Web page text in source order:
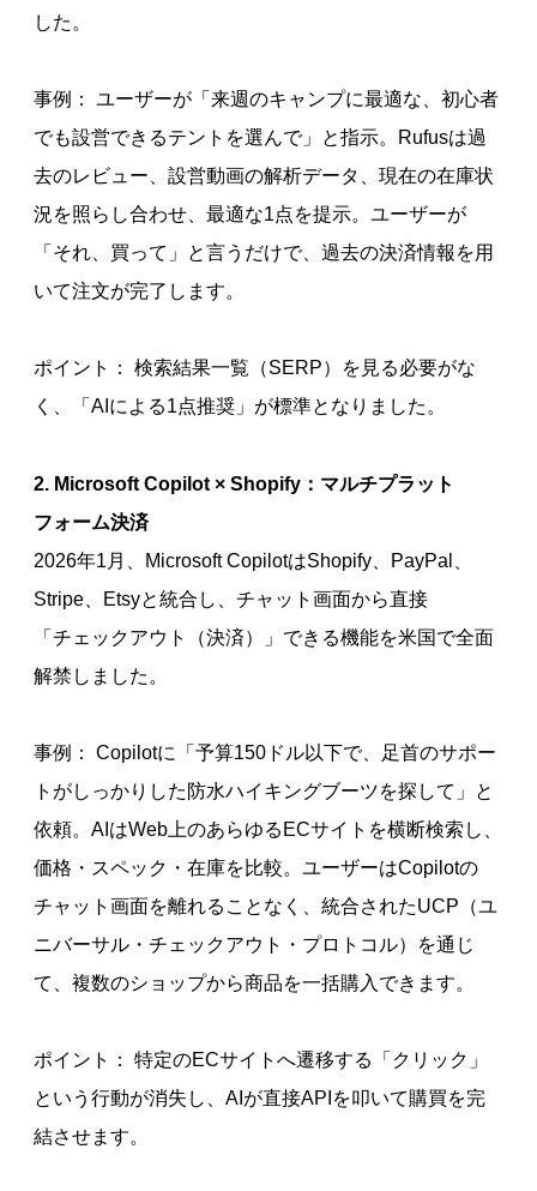
した。
事例： ユーザーが「来週のキャンプに最適な、初心者
でも設営できるテントを選んで」と指示。Rufusは過
去のレビュー、設営動画の解析データ、現在の在庫状
況を照らし合わせ、最適な1点を提示。ユーザーが
「それ、買って」と言うだけで、過去の決済情報を用
いて注文が完了します。
ポイント： 検索結果一覧（SERP）を見る必要がな
く、「AIによる1点推奨」が標準となりました。
2. Microsoft Copilot × Shopify：マルチプラット
フォーム決済
2026年1月、Microsoft CopilotはShopify、PayPal、
Stripe、Etsyと統合し、チャット画面から直接
「チェックアウト（決済）」できる機能を米国で全面
解禁しました。
事例： Copilotに「予算150ドル以下で、足首のサポー
トがしっかりした防水ハイキングブーツを探して」と
依頼。AIはWeb上のあらゆるECサイトを横断検索し、
価格・スペック・在庫を比較。ユーザーはCopilotの
チャット画面を離れることなく、統合されたUCP（ユ
ニバーサル・チェックアウト・プロトコル）を通じ
て、複数のショップから商品を一括購入できます。
ポイント： 特定のECサイトへ遷移する「クリック」
という行動が消失し、AIが直接APIを叩いて購買を完
結させます。